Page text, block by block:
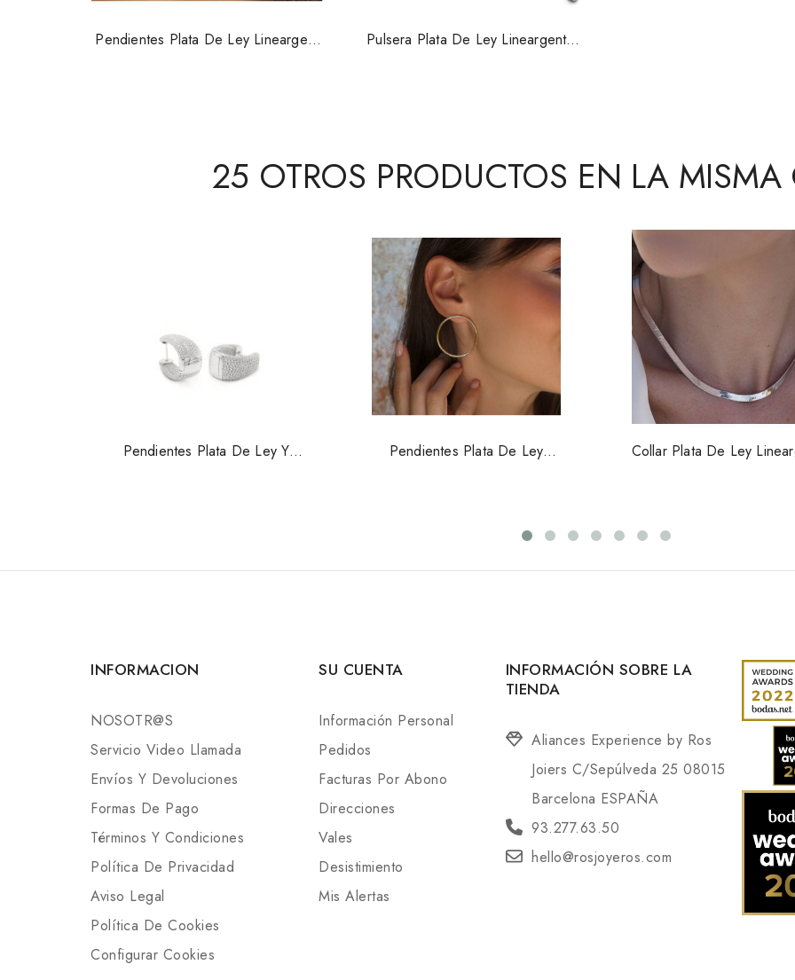
Pendientes Plata De Ley Lineargent
Pulsera Plata De Ley Lineargent
25 OTROS PRODUCTOS EN LA MISMA
Pendientes Plata De Ley Y
Pendientes Plata De Ley
Collar Plata De Ley
INFORMACION
NOSOTR@S
Servicio Video Llamada
Envíos Y Devoluciones
Formas De Pago
Términos Y Condiciones
Política De Privacidad
Aviso Legal
Política De Cookies
Configurar Cookies
SU CUENTA
Información Personal
Pedidos
Facturas Por Abono
Direcciones
Vales
Desistimiento
Mis Alertas
INFORMACIÓN SOBRE LA
TIENDA
Aliances Experience by Ros
Joiers C/Sepúlveda 25 08015
Barcelona ESPAÑA
93.277.63.50
hello@rosjoyeros.com